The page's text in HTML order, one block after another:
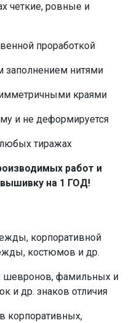
четкие, ровные и
проработкой
заполнением нитями
краями
и не деформируется
тиражах
работ и
на 1 ГОД!
корпоративной
костюмов и др.
шевронов, фамильных и
и др. знаков отличия
корпоративных,